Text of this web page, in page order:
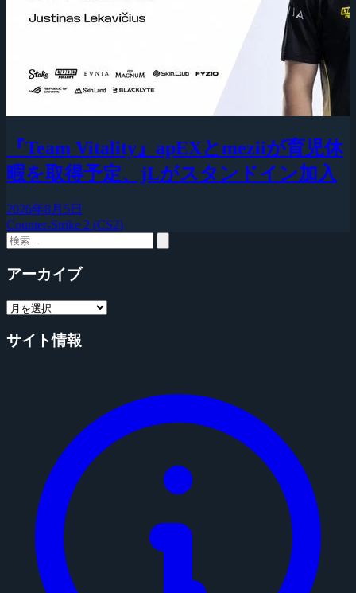
『Team Vitality』apEXとmeziiが育児休
暇を取得予定、jLがスタンドイン加入
2026年8月5日
Counter-Strike 2 (CS2)
アーカイブ
サイト情報